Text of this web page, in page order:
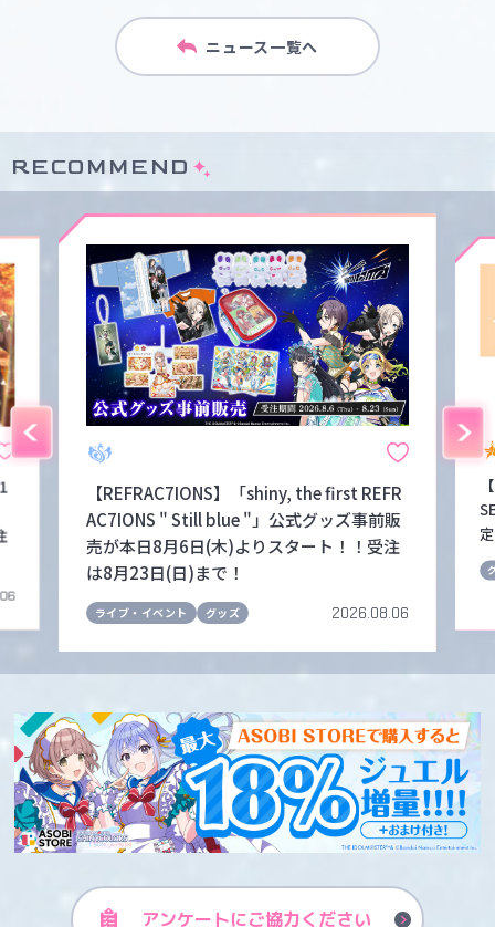
ニュース一覧へ
RECOMMEND
【REFRAC7IONS】「shiny, the first REFR
AC7IONS " Still blue "」公式グッズ事前販
売が本日8月6日(木)よりスタート！！受注
は8月23日(日)まで！
ライブ・イベント グッズ 2026.08.06
アンケートにご協力ください